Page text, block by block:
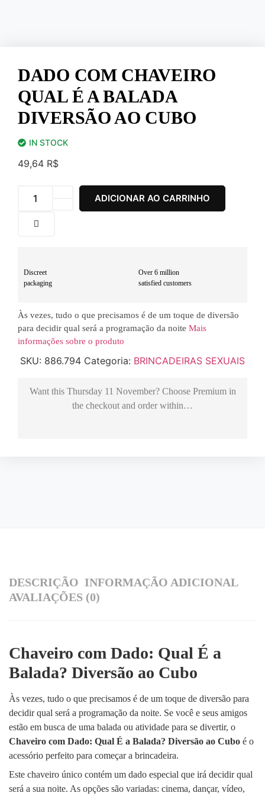
DADO COM CHAVEIRO
QUAL É A BALADA
DIVERSÃO AO CUBO
IN STOCK
49,64 R$
ADICIONAR AO CARRINHO
Discreet
packaging
Over 6 million
satisfied customers
Às vezes, tudo o que precisamos é de um toque de diversão
para decidir qual será a programação da noite Mais
informações sobre o produto
SKU: 886.794 Categoria: BRINCADEIRAS SEXUAIS
Want this Thursday 11 November? Choose Premiumin
the checkout and order within…
DESCRIÇÃO INFORMAÇÃO ADICIONAL
AVALIAÇÕES (0)
Chaveiro com Dado: Qual É a
Balada? Diversão ao Cubo
Às vezes, tudo o que precisamos é de um toque de diversão para
decidir qual será a programação da noite. Se você e seus amigos
estão em busca de uma balada ou atividade para se divertir, o
Chaveiro com Dado: Qual É a Balada? Diversão ao Cubo é o
acessório perfeito para começar a brincadeira.
Este chaveiro único contém um dado especial que irá decidir qual
será a sua noite. As opções são variadas: cinema, dançar, vídeo,